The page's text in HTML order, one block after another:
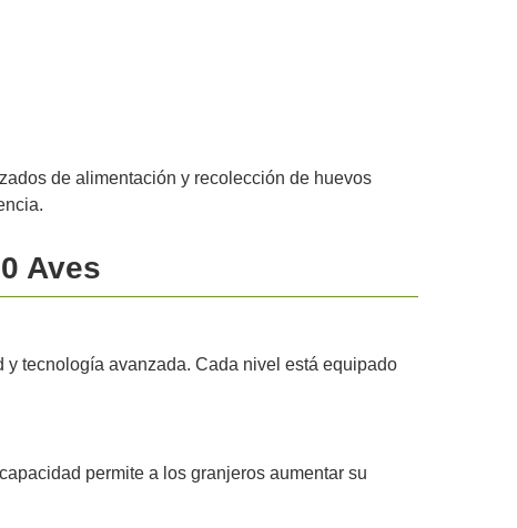
de alimentación y recolección de huevos
Aves
tecnología avanzada. Cada nivel está equipado
permite a los granjeros aumentar su